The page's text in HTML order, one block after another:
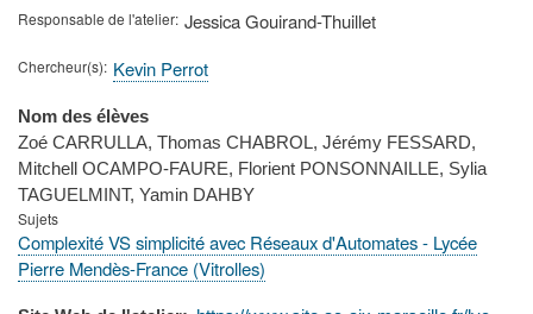
Responsable de l'atelier Jessica Gouirand-Thuillet
Chercheur(s) Kevin Perrot
Nom des élèves
Zoé CARRULLA, Thomas CHABROL, Jérémy FESSARD,
Mitchell OCAMPO-FAURE, Florient PONSONNAILLE, Sylia
TAGUELMINT, Yamin DAHBY
Sujets
Complexité VS simplicité avec Réseaux d'Automates - Lycée
Pierre Mendès-France (Vitrolles)